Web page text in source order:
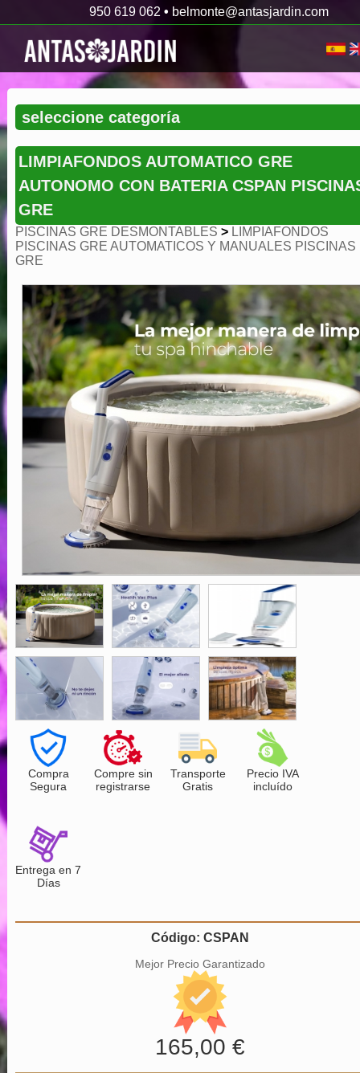
950 619 062 • belmonte@antasjardin.com
LIMPIAFONDOS AUTOMATICO GRE
AUTONOMO CON BATERIA CSPAN
GRE
PISCINAS GRE DESMONTABLES > LIMPIAFONDOS
PISCINAS GRE AUTOMATICOS Y MANUALES PISCINAS
GRE
Compra
Segura
Compre sin
registrarse
Transporte
Gratis
Precio IVA
incluído
Entrega en 7
Días
Código: CSPAN
Mejor Precio Garantizado
165,00 €